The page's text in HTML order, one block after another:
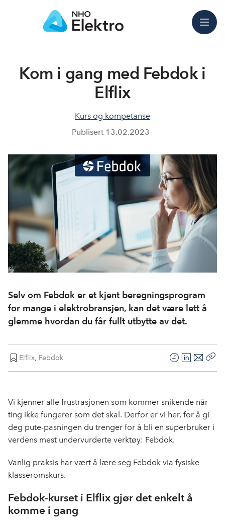
Meny
Kom i gang med Febdok i
Elflix
Kurs og kompetanse
Publisert 13.02.2023
Selv om Febdok er et kjent beregningsprogram
for mange i elektrobransjen, kan det være lett å
glemme hvordan du får fullt utbytte av det.
Elflix, Febdok
F
a
e
b
o
L
i
k
e
E
-
o
Vi kjenner alle frustrasjonen som kommer snikende når
ting ikke fungerer som det skal. Derfor er vi her, for å gi
deg pute-pasningen du trenger for å bli en superbruker i
verdens mest undervurderte verktøy: Febdok.
Vanlig praksis har vært å lære seg Febdok via fysiske
klasseromskurs.
Febdok-kurset i Elflix gjør det enkelt å
komme i gang